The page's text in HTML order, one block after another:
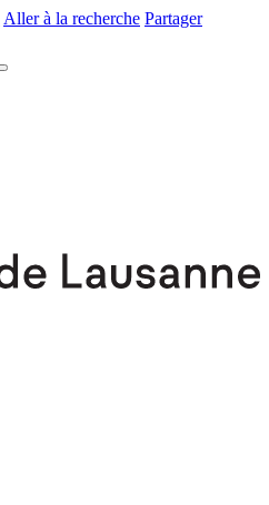
Aller à la recherche Partager